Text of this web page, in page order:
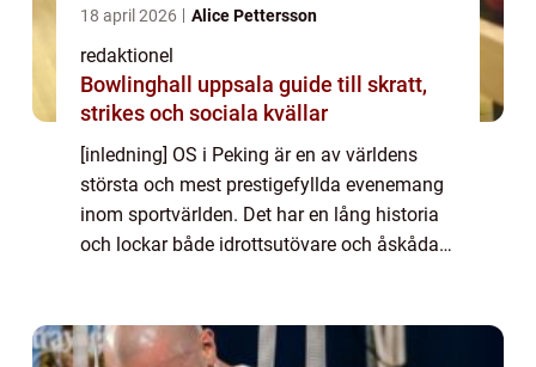
18 april 2026 Alice Pettersson
redaktionel
Bowlinghall uppsala guide till skratt,
strikes och sociala kvällar
[inledning] OS i Peking är en av världens
största och mest prestigefyllda evenemang
inom sportvärlden. Det har en lång historia
och lockar både idrottsutövare och åskådare